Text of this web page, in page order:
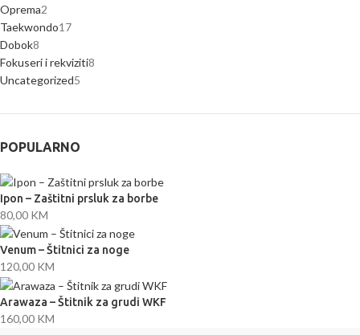
Oprema2
Taekwondo17
Dobok8
Fokuseri i rekviziti8
Uncategorized5
POPULARNO
Ipon – Zaštitni prsluk za borbe
80,00 KM
Venum – Štitnici za noge
120,00 KM
Arawaza – Štitnik za grudi WKF
160,00 KM